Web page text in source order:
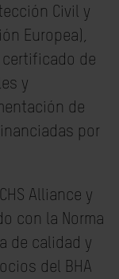
Civil y
Europea),
de
y
de
por
Alliance y
con la Norma
de calidad y
del BHA